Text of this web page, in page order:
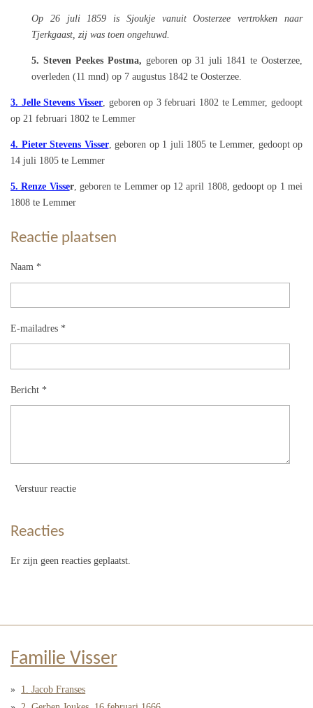
Op 26 juli 1859 is Sjoukje vanuit Oosterzee vertrokken naar
Tjerkgaast, zij was toen ongehuwd.
5. Steven Peekes Postma, geboren op 31 juli 1841 te Oosterzee,
overleden (11 mnd) op 7 augustus 1842 te Oosterzee.
3. Jelle Stevens Visser, geboren op 3 februari 1802 te Lemmer, gedoopt
op 21 februari 1802 te Lemmer
4. Pieter Stevens Visser, geboren op 1 juli 1805 te Lemmer, gedoopt op
14 juli 1805 te Lemmer
5. Renze Visser, geboren te Lemmer op 12 april 1808, gedoopt op 1 mei
1808 te Lemmer
Reactie plaatsen
Naam *
E-mailadres *
Bericht *
Verstuur reactie
Reacties
Er zijn geen reacties geplaatst.
Familie Visser
1. Jacob Franses